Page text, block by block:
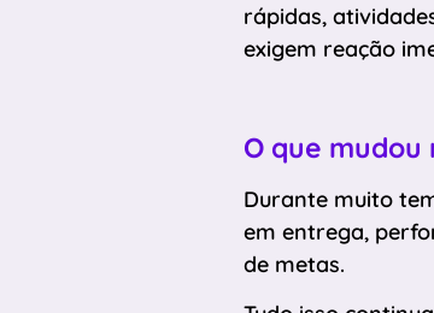
rápidas,
exigem reação
O que mudou
Durante muito
em entrega,
de metas.